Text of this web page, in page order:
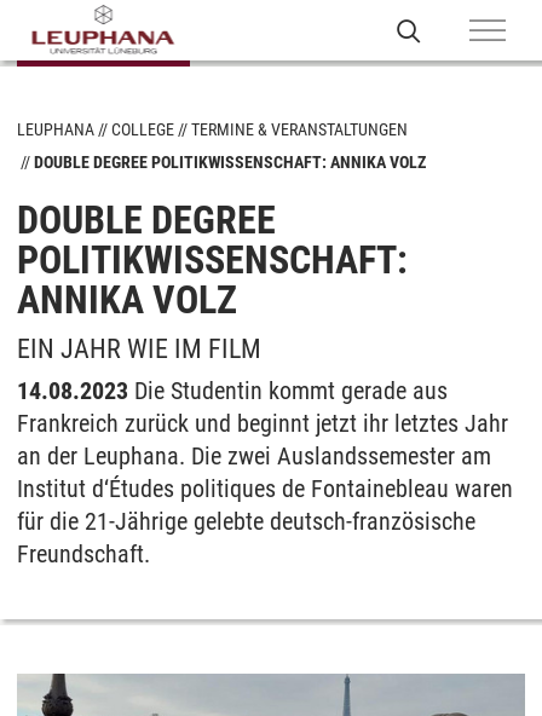
LEUPHANA COLLEGE
TERMINE & VERANSTALTUNGEN
DOUBLE DEGREE POLITIKWISSENSCHAFT: ANNIKA VOLZ
DOUBLE DEGREE
POLITIKWISSENSCHAFT:
ANNIKA VOLZ
EIN JAHR WIE IM FILM
14.08.2023 Die Studentin kommt gerade aus
Frankreich zurück und beginnt jetzt ihr letztes Jahr
an der Leuphana. Die zwei Auslandssemester am
Institut d‘Études politiques de Fontainebleau waren
für die 21-Jährige gelebte deutsch-französische
Freundschaft.